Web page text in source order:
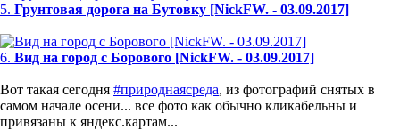
5. Грунтовая дорога на Бутовку [NickFW. - 03.09.2017]
6. Вид на город с Борового [NickFW. - 03.09.2017]
Вот такая сегодня #природнаясреда, из фотографий снятых в
самом начале осени... все фото как обычно кликабельны и
привязаны к яндекс.картам...